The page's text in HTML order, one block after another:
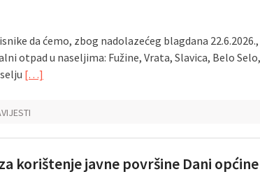
da ćemo, zbog nadolazećeg blagdana
otpad u naseljima: Fužine, Vrata, Slavica, Belo
[…]
korištenje javne površine Dani